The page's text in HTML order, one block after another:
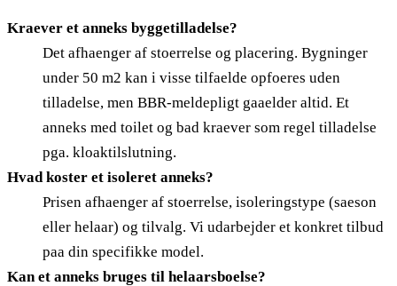
Kraever et anneks byggetilladelse?
Det afhaenger af stoerrelse og placering. Bygninger
under 50 m2 kan i visse tilfaelde opfoeres uden
tilladelse, men BBR-meldepligt gaaelder altid. Et
anneks med toilet og bad kraever som regel tilladelse
pga. kloaktilslutning.
Hvad koster et isoleret anneks?
Prisen afhaenger af stoerrelse, isoleringstype (saeson
eller helaar) og tilvalg. Vi udarbejder et konkret tilbud
paa din specifikke model.
Kan et anneks bruges til helaarsboelse?